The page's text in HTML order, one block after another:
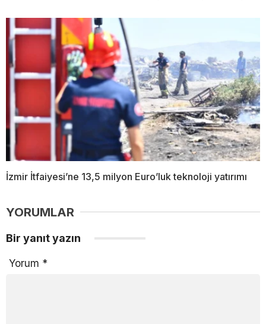
İzmir İtfaiyesi’ne 13,5 milyon Euro’luk teknoloji yatırımı
YORUMLAR
Bir yanıt yazın
Yorum *